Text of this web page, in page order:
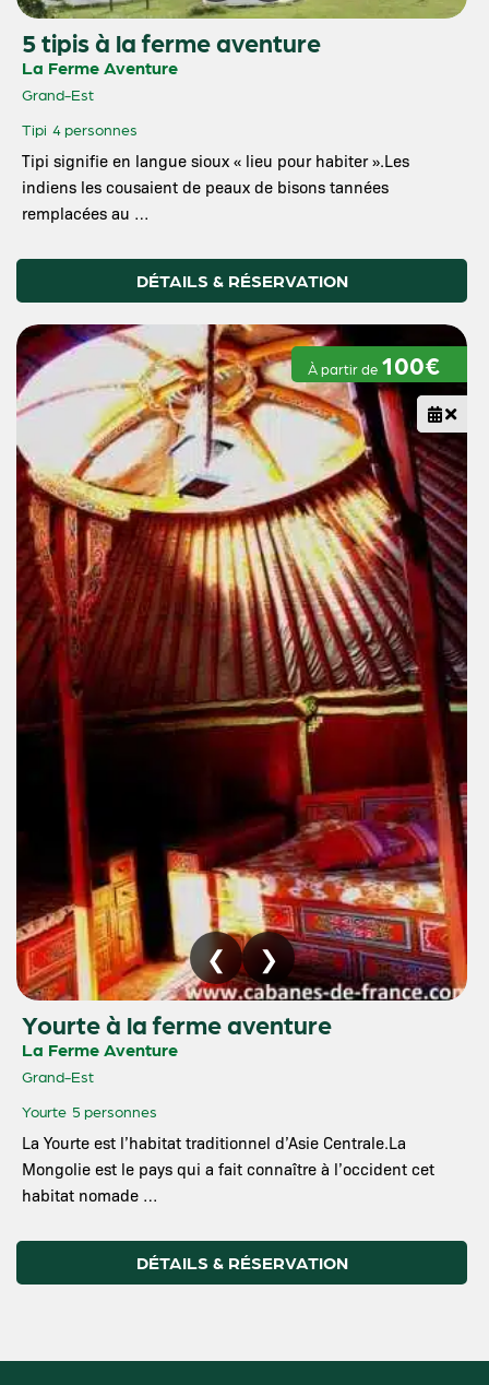
5 tipis à la ferme aventure
La Ferme Aventure
Grand-Est
Tipi 4 personnes
Tipi signifie en langue sioux « lieu pour habiter ».Les
indiens les cousaient de peaux de bisons tannées
remplacées au …
DÉTAILS & RÉSERVATION
À partir de 100€
Yourte à la ferme aventure
La Ferme Aventure
Grand-Est
Yourte 5 personnes
La Yourte est l’habitat traditionnel d’Asie Centrale.La
Mongolie est le pays qui a fait connaître à l’occident cet
habitat nomade …
DÉTAILS & RÉSERVATION